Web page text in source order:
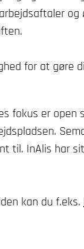
for at gøre
fokus er open
til. InAlis har
kan du f.eks.